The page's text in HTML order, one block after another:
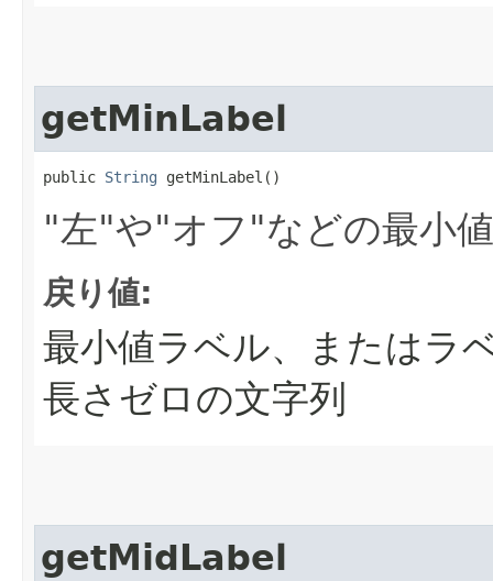
getMinLabel
public String getMinLabel()
"左"や"オフ"などの最小
戻り値:
最小値ラベル、またはラ
長さゼロの文字列
getMidLabel